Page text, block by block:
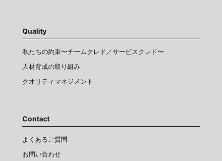
Quality
私たちの約束〜チームクレド／サービスクレド〜
人材育成の取り組み
クオリティマネジメント
Contact
よくあるご質問
お問い合わせ